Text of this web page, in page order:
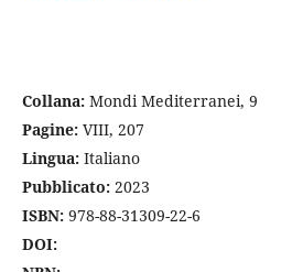
Collana:Mondi Mediterranei, 9
Pagine:VIII, 207
Lingua:Italiano
Pubblicato:2023
ISBN: 978-88-31309-22-6
DOI: